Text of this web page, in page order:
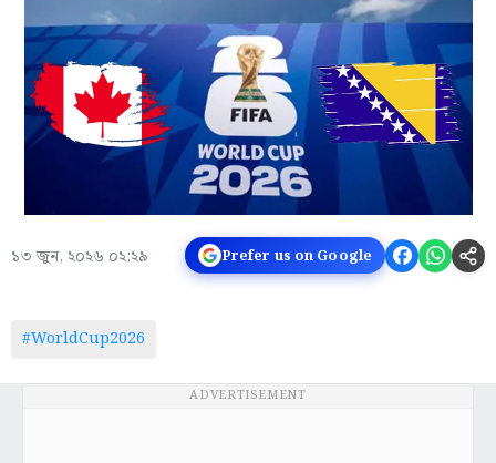
১৩ জুন, ২০২৬ ০২:২৯ Prefer us on Google
#WorldCup2026
ADVERTISEMENT